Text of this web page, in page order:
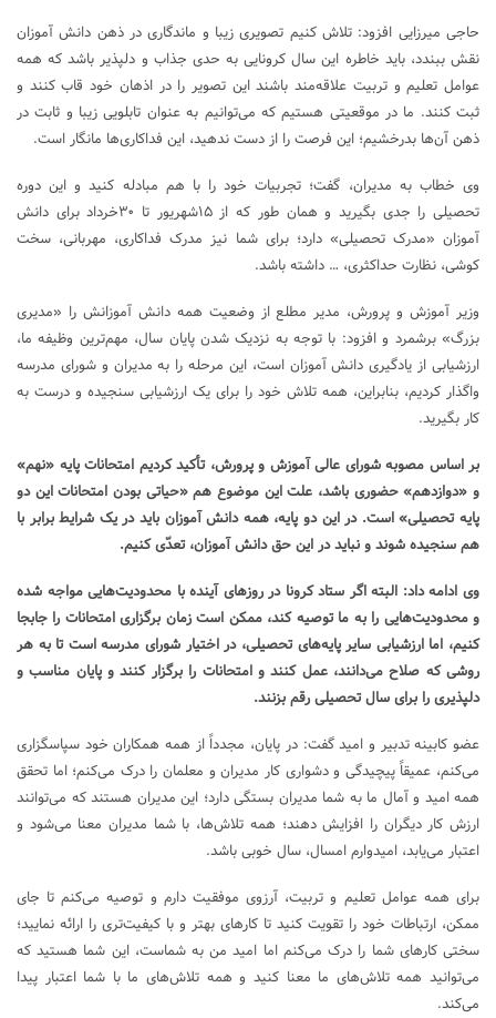
حاجی میرزایی افزود: تلاش کنیم تصویری زیبا و ماندگاری در ذهن دانش آموزان
نقش ببندد، باید خاطره این سال کرونایی به حدی جذاب و دلپذیر باشد که همه
عوامل تعلیم و تربیت علاقه‌مند باشند این تصویر را در اذهان خود قاب کنند و
ثبت کنند. ما در موقعیتی هستیم که می‌توانیم به عنوان تابلویی زیبا و ثابت در
ذهن آن‌ها بدرخشیم؛ این فرصت را از دست ندهید، این فداکاری‌ها مانگار است.
وی خطاب به مدیران، گفت؛ تجربیات خود را با هم مبادله کنید و این دوره
تحصیلی را جدی بگیرید و همان طور که از ۱۵شهریور تا ۳۰خرداد برای دانش
آموزان «مدرک تحصیلی» دارد؛ برای شما نیز مدرک فداکاری، مهربانی، سخت
کوشی، نظارت حداکثری، … داشته باشد.
وزیر آموزش و پرورش، مدیر مطلع از وضعیت همه دانش آموزانش را «مدیری
بزرگ» برشمرد و افزود: با توجه به نزدیک شدن پایان سال، مهم‌ترین وظیفه ما،
ارزشیابی از یادگیری دانش آموزان است، این مرحله را به مدیران و شورای مدرسه
واگذار کردیم، بنابراین، همه تلاش خود را برای یک ارزشیابی سنجیده و درست به
کار بگیرید.
بر اساس مصوبه شورای عالی آموزش و پرورش، تأکید کردیم امتحانات پایه «نهم»
و «دوازدهم» حضوری باشد، علت این موضوع هم «حیاتی بودن امتحانات این دو
پایه تحصیلی» است. در این دو پایه، همه دانش آموزان باید در یک شرایط برابر با
هم سنجیده شوند و نباید در این حق دانش آموزان، تعدّی کنیم.
وی ادامه داد: البته اگر ستاد کرونا در روزهای آینده با محدودیت‌هایی مواجه شده
و محدودیت‌هایی را به ما توصیه کند، ممکن است زمان برگزاری امتحانات را جابجا
کنیم، اما ارزشیابی سایر پایه‌های تحصیلی، در اختیار شورای مدرسه است تا به هر
روشی که صلاح می‌دانند، عمل کنند و امتحانات را برگزار کنند و پایان مناسب و
دلپذیری را برای سال تحصیلی رقم بزنند.
عضو کابینه تدبیر و امید گفت: در پایان، مجدداً از همه همکاران خود سپاسگزاری
می‌کنم، عمیقاً پیچیدگی و دشواری کار مدیران و معلمان را درک می‌کنم؛ اما تحقق
همه امید و آمال ما به شما مدیران بستگی دارد؛ این مدیران هستند که می‌توانند
ارزش کار دیگران را افزایش دهند؛ همه تلاش‌ها، با شما مدیران معنا می‌شود و
اعتبار می‌یابد، امیدوارم امسال، سال خوبی باشد.
برای همه عوامل تعلیم و تربیت، آرزوی موفقیت دارم و توصیه می‌کنم تا جای
ممکن، ارتباطات خود را تقویت کنید تا کارهای بهتر و با کیفیت‌تری را ارائه نمایید؛
سختی کارهای شما را درک می‌کنم اما امید من به شماست، این شما هستید که
می‌توانید همه تلاش‌های ما معنا کنید و همه تلاش‌های ما با شما اعتبار پیدا
می‌کند.